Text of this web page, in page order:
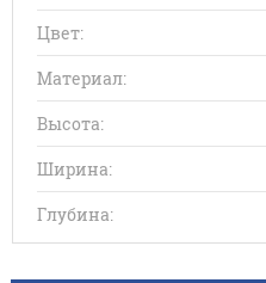
Цвет:
Материал:
Высота:
Ширина:
Глубина: